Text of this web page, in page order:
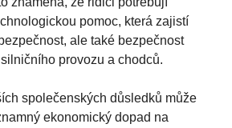
pomoc, která zajistí
ale také bezpečnost
provozu a chodců.
společenských důsledků může
ekonomický dopad na